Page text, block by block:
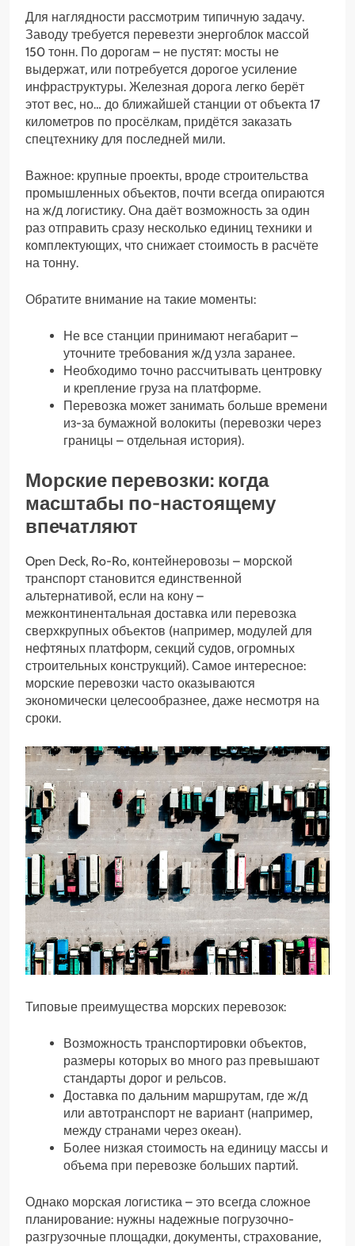
Для наглядности рассмотрим типичную задачу.
Заводу требуется перевезти энергоблок массой
150 тонн. По дорогам – не пустят: мосты не
выдержат, или потребуется дорогое усиление
инфраструктуры. Железная дорога легко берёт
этот вес, но… до ближайшей станции от объекта 17
километров по просёлкам, придётся заказать
спецтехнику для последней мили.
Важное: крупные проекты, вроде строительства
промышленных объектов, почти всегда опираются
на ж/д логистику. Она даёт возможность за один
раз отправить сразу несколько единиц техники и
комплектующих, что снижает стоимость в расчёте
на тонну.
Обратите внимание на такие моменты:
Не все станции принимают негабарит –
уточните требования ж/д узла заранее.
Необходимо точно рассчитывать центровку
и крепление груза на платформе.
Перевозка может занимать больше времени
из-за бумажной волокиты (перевозки через
границы – отдельная история).
Морские перевозки: когда
масштабы по-настоящему
впечатляют
Open Deck, Ro-Ro, контейнеровозы – морской
транспорт становится единственной
альтернативой, если на кону –
межконтинентальная доставка или перевозка
сверхкрупных объектов (например, модулей для
нефтяных платформ, секций судов, огромных
строительных конструкций). Самое интересное:
морские перевозки часто оказываются
экономически целесообразнее, даже несмотря на
сроки.
Типовые преимущества морских перевозок:
Возможность транспортировки объектов,
размеры которых во много раз превышают
стандарты дорог и рельсов.
Доставка по дальним маршрутам, где ж/д
или автотранспорт не вариант (например,
между странами через океан).
Более низкая стоимость на единицу массы и
объема при перевозке больших партий.
Однако морская логистика – это всегда сложное
планирование: нужны надежные погрузочно-
разгрузочные площадки, документы, страхование,